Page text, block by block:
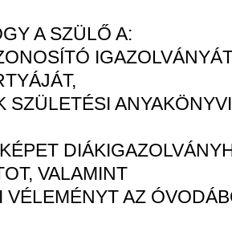
A SZÜLŐ A:
SZÜLETÉSI
VALAMINT
VÉLEMÉNYT AZ